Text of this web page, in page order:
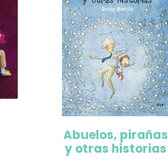
Abuelos, pirañas
y otras historias